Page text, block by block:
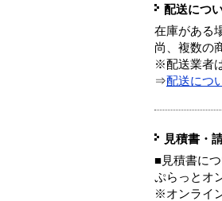
配送につ
在庫がある
尚、複数の
※配送業者
⇒配送につ
見積書・
■見積書に
ぷらっとオ
※オンライ